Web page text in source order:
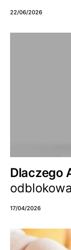
22/06/2026
Dlaczego
17/04/2026